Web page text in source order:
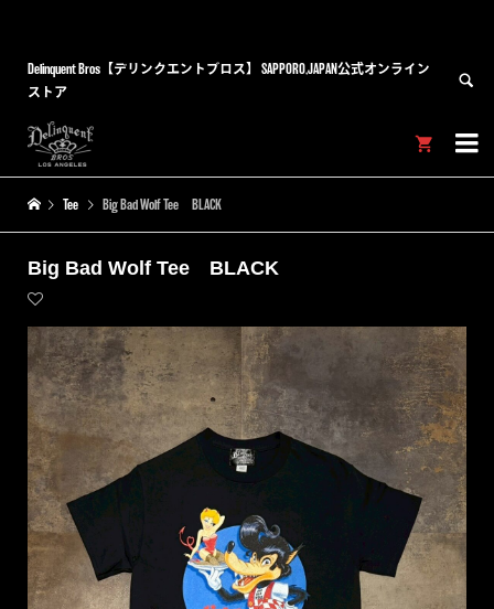
Delinquent Bros【デリンクエントブロス】 SAPPORO,JAPAN公式オンライン
ストア


Tee Big Bad Wolf Tee BLACK
Big Bad Wolf Tee BLACK